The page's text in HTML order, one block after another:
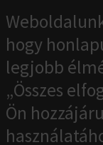
hogy
legjobb
„Összes
Ön